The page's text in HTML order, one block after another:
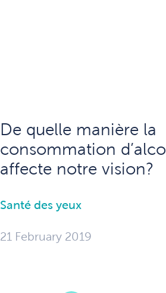
De quelle manière la
consommation
affecte notre vision?
Santé des yeux
21 February 2019